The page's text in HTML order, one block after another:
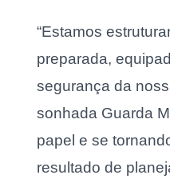
“Estamos
preparada,
segurança da
sonhada Guarda
papel e se
resultado de